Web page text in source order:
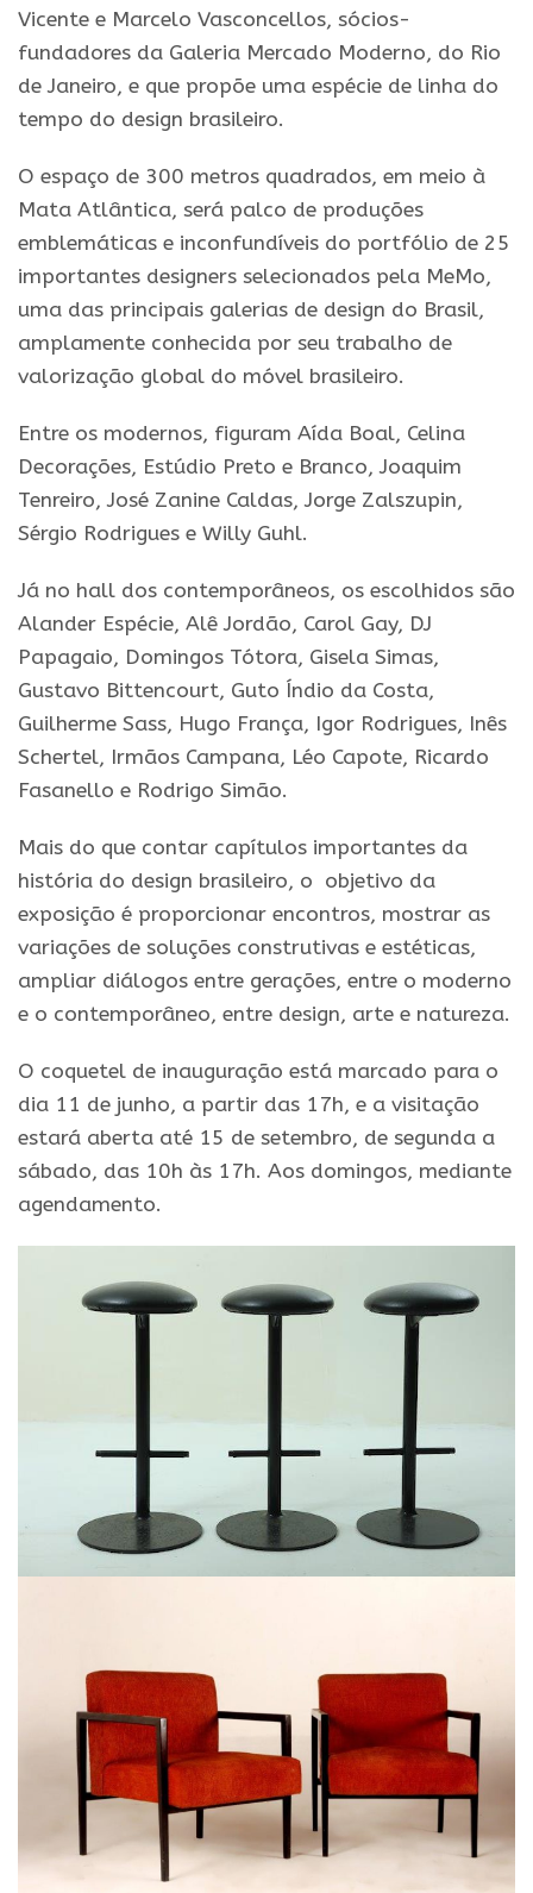
Vicente e Marcelo Vasconcellos, sócios-
fundadores da Galeria Mercado Moderno, do Rio
de Janeiro, e que propõe uma espécie de linha do
tempo do design brasileiro.
O espaço de 300 metros quadrados, em meio à
Mata Atlântica, será palco de produções
emblemáticas e inconfundíveis do portfólio de 25
importantes designers selecionados pela MeMo,
uma das principais galerias de design do Brasil,
amplamente conhecida por seu trabalho de
valorização global do móvel brasileiro.
Entre os modernos, figuram Aída Boal, Celina
Decorações, Estúdio Preto e Branco, Joaquim
Tenreiro, José Zanine Caldas, Jorge Zalszupin,
Sérgio Rodrigues e Willy Guhl.
Já no hall dos contemporâneos, os escolhidos são
Alander Espécie, Alê Jordão, Carol Gay, DJ
Papagaio, Domingos Tótora, Gisela Simas,
Gustavo Bittencourt, Guto Índio da Costa,
Guilherme Sass, Hugo França, Igor Rodrigues, Inês
Schertel, Irmãos Campana, Léo Capote, Ricardo
Fasanello e Rodrigo Simão.
Mais do que contar capítulos importantes da
história do design brasileiro, o objetivo da
exposição é proporcionar encontros, mostrar as
variações de soluções construtivas e estéticas,
ampliar diálogos entre gerações, entre o moderno
e o contemporâneo, entre design, arte e natureza.
O coquetel de inauguração está marcado para o
dia 11 de junho, a partir das 17h, e a visitação
estará aberta até 15 de setembro, de segunda a
sábado, das 10h às 17h. Aos domingos, mediante
agendamento.